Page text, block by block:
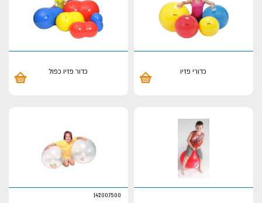
כדורי פזיו כדור פזיו כפול
142007500